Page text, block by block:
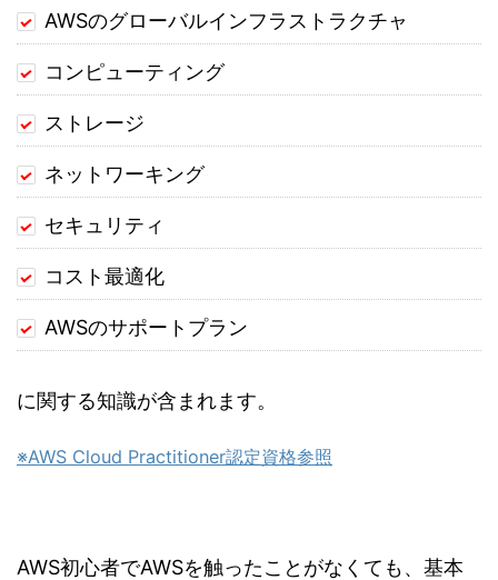
AWSのグローバルインフラストラクチャ
コンピューティング
ストレージ
ネットワーキング
セキュリティ
コスト最適化
AWSのサポートプラン
に関する知識が含まれます。
※AWS Cloud Practitioner認定資格参照
AWS初心者でAWSを触ったことがなくても、基本